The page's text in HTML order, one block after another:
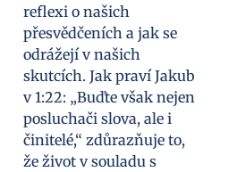
reflexi o našich
přesvědčeních a jak se
odrážejí v našich
skutcích. Jak praví Jakub
v 1:22: „Buďte však nejen
posluchači slova, ale i
činitelé,“ zdůrazňuje to,
že život v souladu s